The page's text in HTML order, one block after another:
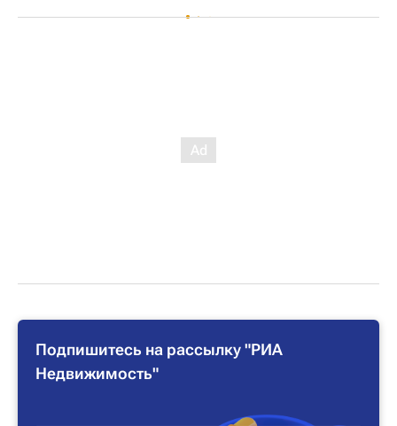
Подпишитесь на рассылку "РИА
Недвижимость"